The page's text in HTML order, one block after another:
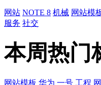
网站 NOTE 8 机械 网站模
服务 社交
本周热门
网站模板 华为 一号 工程